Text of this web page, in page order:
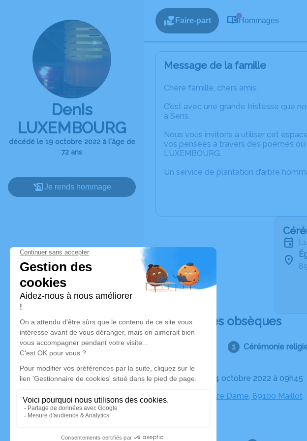
Denis
LUXEMBOURG
décédé le 19 octobre 2022 à l'âge de
72 ans
Je rends hommage
Faire-part Hommages
Message de la famille
Chère famille, chers amis,
C’est avec une grande tristesse que
à Sens.
Nous vous invitons à utiliser cet
vos pensées à travers des poèmes
LUXEMBOURG.
Un service de plantation d’arbre
Déroulé des obsèques
Cérémonie
Le lundi 24 octobre 2022 à 09h45
Église Notre Dame, 89100 Maillot